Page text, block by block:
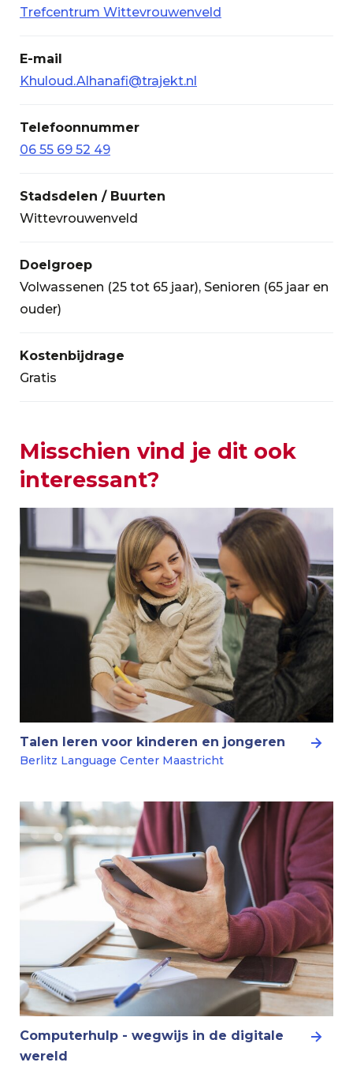
Trefcentrum Wittevrouwenveld
E-mail
Khuloud.Alhanafi@trajekt.nl
Telefoonnummer
06 55 69 52 49
Stadsdelen / Buurten
Wittevrouwenveld
Doelgroep
Volwassenen (25 tot 65 jaar), Senioren (65 jaar en
ouder)
Kostenbijdrage
Gratis
Misschien vind je dit ook
interessant?
Talen leren voor kinderen en jongeren
Berlitz Language Center Maastricht
Computerhulp - wegwijs in de digitale
wereld